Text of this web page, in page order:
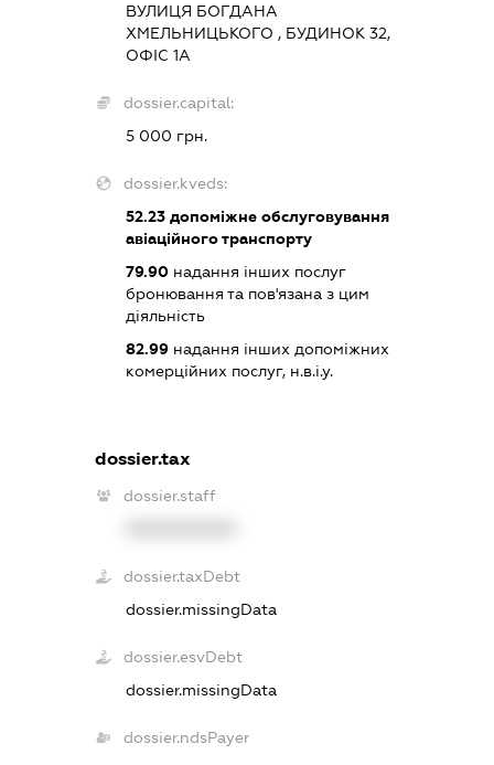
ВУЛИЦЯ БОГДАНА
ХМЕЛЬНИЦЬКОГО , БУДИНОК 32,
ОФІС 1А
dossier.capital:
5 000 грн.
dossier.kveds:
52.23допоміжне обслуговування
авіаційного транспорту
79.90надання інших послуг
бронювання та пов'язана з цим
діяльність
82.99надання інших допоміжних
комерційних послуг, н.в.і.у.
dossier.tax
dossier.staff
dossier.taxDebt
dossier.missingData
dossier.esvDebt
dossier.missingData
dossier.ndsPayer